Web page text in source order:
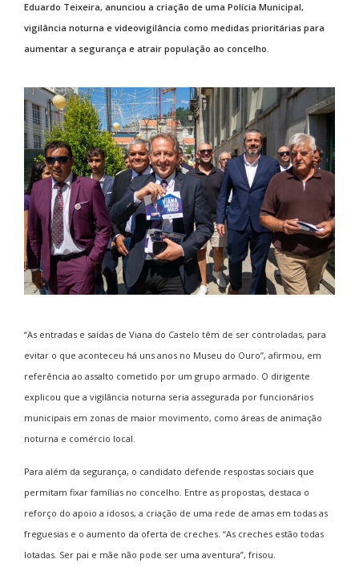
Eduardo Teixeira, anunciou a criação de uma Polícia Municipal,
vigilância noturna e videovigilância como medidas prioritárias para
aumentar a segurança e atrair população ao concelho.
“As entradas e saídas de Viana do Castelo têm de ser controladas, para
evitar o que aconteceu há uns anos no Museu do Ouro”, afirmou, em
referência ao assalto cometido por um grupo armado. O dirigente
explicou que a vigilância noturna seria assegurada por funcionários
municipais em zonas de maior movimento, como áreas de animação
noturna e comércio local.
Para além da segurança, o candidato defende respostas sociais que
permitam fixar famílias no concelho. Entre as propostas, destaca o
reforço do apoio a idosos, a criação de uma rede de amas em todas as
freguesias e o aumento da oferta de creches. “As creches estão todas
lotadas. Ser pai e mãe não pode ser uma aventura”, frisou.